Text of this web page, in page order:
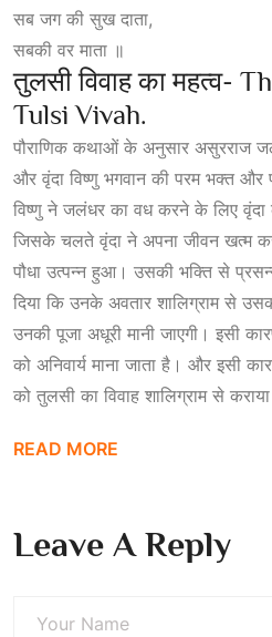
सब जग की सुख दाता,
सबकी वर माता ॥
तुलसी विवाह का महत्व-
Tulsi Vivah.
पौराणिक कथाओं के अनुसार असुरराज
और वृंदा विष्णु भगवान की परम भक्त और
विष्णु ने जलंधर का वध करने के लिए वृंदा
जिसके चलते वृंदा ने अपना जीवन खत्म
पौधा उत्पन्न हुआ। उसकी भक्ति से
दिया कि उनके अवतार शालिग्राम से
उनकी पूजा अधूरी मानी जाएगी। इसी
को अनिवार्य माना जाता है। और इसी
को तुलसी का विवाह शालिग्राम से
READ MORE
Leave A Reply